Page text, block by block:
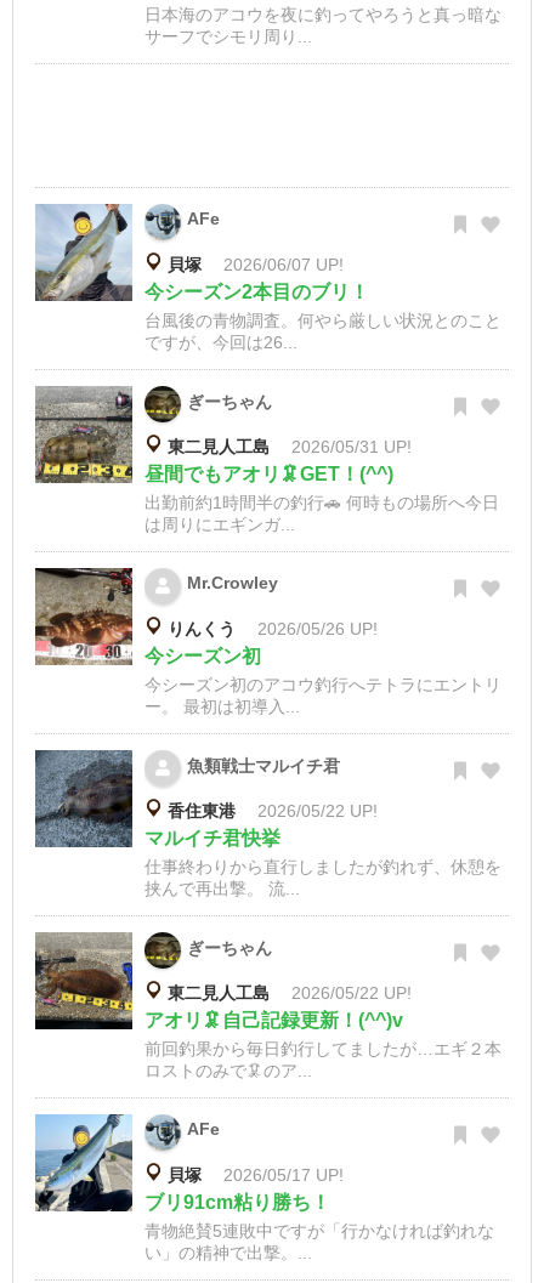
日本海のアコウを夜に釣ってやろうと真っ暗な
サーフでシモリ周り...
AFe
貝塚 2026/06/07 UP!
今シーズン2本目のブリ！
台風後の青物調査。何やら厳しい状況とのこと
ですが、今回は26...
ぎーちゃん
東二見人工島 2026/05/31 UP!
昼間でもアオリ🦑GET！(^^)
出勤前約1時間半の釣行🚗 何時もの場所へ今日
は周りにエギンガ...
Mr.Crowley
りんくう 2026/05/26 UP!
今シーズン初
今シーズン初のアコウ釣行へテトラにエントリ
ー。 最初は初導入...
魚類戦士マルイチ君
香住東港 2026/05/22 UP!
マルイチ君快挙
仕事終わりから直行しましたが釣れず、休憩を
挟んで再出撃。 流...
ぎーちゃん
東二見人工島 2026/05/22 UP!
アオリ🦑自己記録更新！(^^)v
前回釣果から毎日釣行してましたが…エギ２本
ロストのみで🦑のア...
AFe
貝塚 2026/05/17 UP!
ブリ91cm粘り勝ち！
青物絶賛5連敗中ですが「行かなければ釣れな
い」の精神で出撃。...